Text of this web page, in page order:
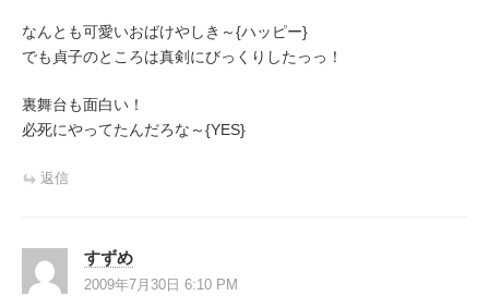
ョ
ン
なんとも可愛いおばけやしき～{ハッピー}
でも貞子のところは真剣にびっくりしたっっ！
裏舞台も面白い！
必死にやってたんだろな～{YES}
返信
すずめ
2009年7月30日 6:10 PM